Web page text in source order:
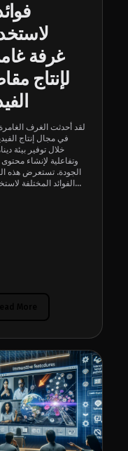
غرفة
لإنتاج
لقد أحدثت الغرف
في مجال إنتاج
خلال توفير بيئة
وتفاعلية لإنشاء
الجودة. تستعرض هذه
الفوائد المختلفة لاستخدامها...